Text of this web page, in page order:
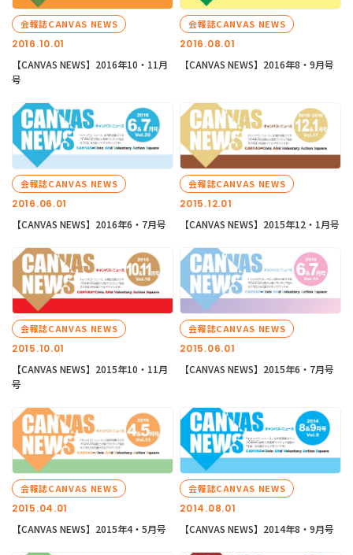
2016.10.01
会報誌CANVAS NEWS
【CANVAS NEWS】2016年10・11月
号
2016.08.01
会報誌CANVAS NEWS
【CANVAS NEWS】2016年8・9月号
2016.06.01
会報誌CANVAS NEWS
【CANVAS NEWS】2016年6・7月号
2015.12.01
会報誌CANVAS NEWS
【CANVAS NEWS】2015年12・1月号
2015.10.01
会報誌CANVAS NEWS
【CANVAS NEWS】2015年10・11月
号
2015.06.01
会報誌CANVAS NEWS
【CANVAS NEWS】2015年6・7月号
2015.04.01
会報誌CANVAS NEWS
【CANVAS NEWS】2015年4・5月号
2014.08.01
会報誌CANVAS NEWS
【CANVAS NEWS】2014年8・9月号